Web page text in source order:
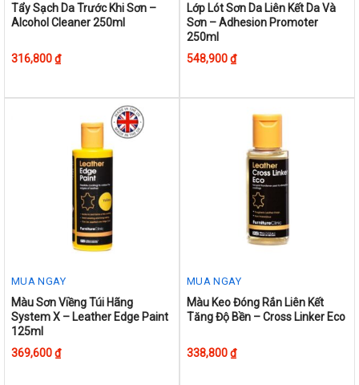
This
product
multiple
The
Tẩy Sạch Da Trước Khi Sơn –
Alcohol Cleaner 250ml
316,800₫
This
product
has
multiple
The
Lớp Lót Sơn Da Liên Kết Da Và
Sơn – Adhesion Promoter
250ml
548,900₫
MUA NGAY
This
product
has
multiple
Màu Sơn Viềng Túi Hãng
System X – Leather Edge Paint
125ml
369,600₫
MUA NGAY
Màu Keo Đóng Rắn Liên Kết
Tăng Độ Bền – Cross Linker Eco
338,800₫